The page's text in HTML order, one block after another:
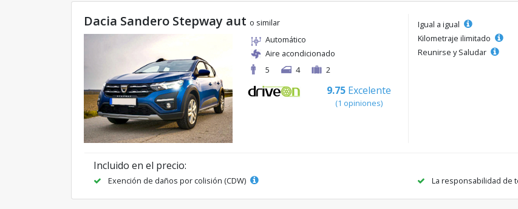
Dacia Sandero Stepway aut o similar
Automático
Aire acondicionado
5
4 2
9.75 Excelente
(1 opiniones)
Igual a igual
Kilometraje ilimitado
Reunirse y Saludar
Incluido en el precio:
Exención de daños por colisión (CDW) La responsabilidad de